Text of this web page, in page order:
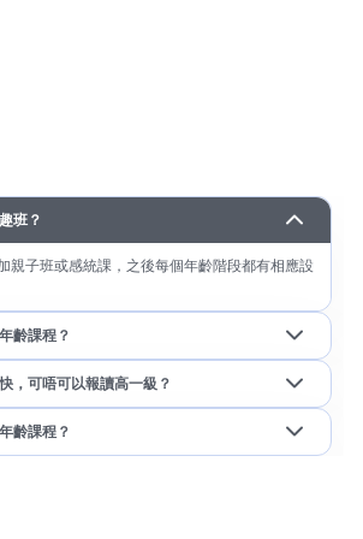
班？
親子班或感統課，之後每個年齡階段都有相應設
齡課程？
，可唔可以報讀高一級？
齡課程？